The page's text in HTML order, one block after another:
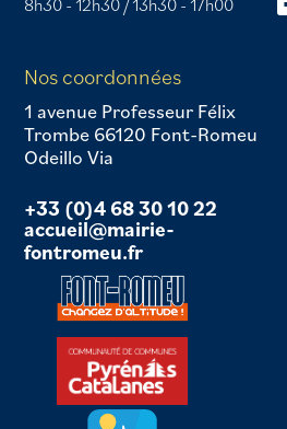
Nos coordonnées
1 avenue Professeur Félix
Trombe 66120 Font-Romeu
Odeillo Via
+33 (0)4 68 30 10 22
accueil@mairie-
fontromeu.fr